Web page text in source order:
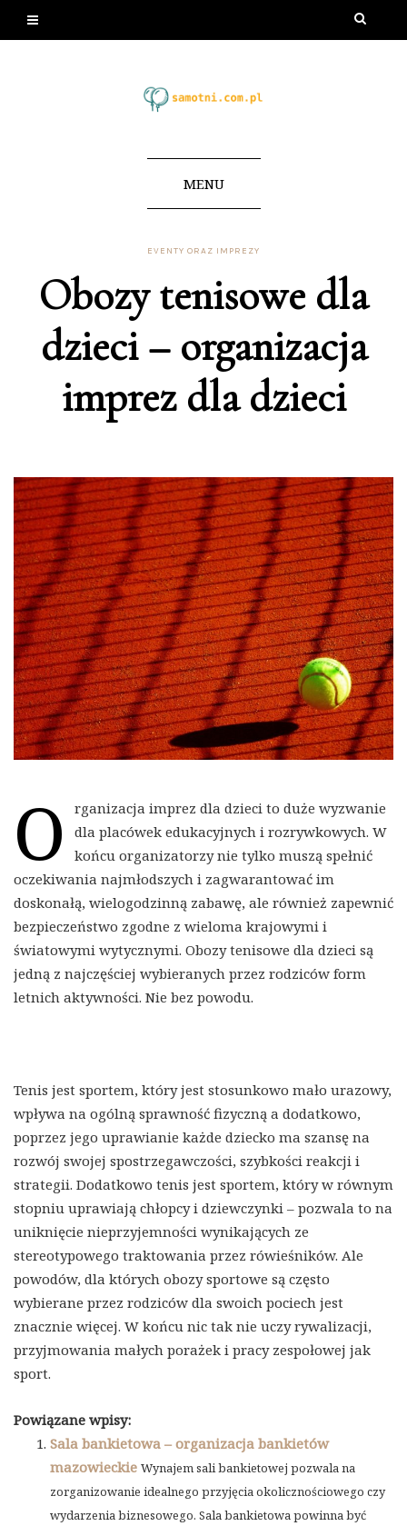
MENU
EVENTY ORAZ IMPREZY
Obozy tenisowe dla
dzieci – organizacja
imprez dla dzieci
O
rganizacja imprez dla dzieci to duże wyzwanie
dla placówek edukacyjnych i rozrywkowych. W
końcu organizatorzy nie tylko muszą spełnić
oczekiwania najmłodszych i zagwarantować im
doskonałą, wielogodzinną zabawę, ale również zapewnić
bezpieczeństwo zgodne z wieloma krajowymi i
światowymi wytycznymi. Obozy tenisowe dla dzieci są
jedną z najczęściej wybieranych przez rodziców form
letnich aktywności. Nie bez powodu.
Tenis jest sportem, który jest stosunkowo mało urazowy,
wpływa na ogólną sprawność fizyczną a dodatkowo,
poprzez jego uprawianie każde dziecko ma szansę na
rozwój swojej spostrzegawczości, szybkości reakcji i
strategii. Dodatkowo tenis jest sportem, który w równym
stopniu uprawiają chłopcy i dziewczynki – pozwala to na
uniknięcie nieprzyjemności wynikających ze
stereotypowego traktowania przez rówieśników. Ale
powodów, dla których obozy sportowe są często
wybierane przez rodziców dla swoich pociech jest
znacznie więcej. W końcu nic tak nie uczy rywalizacji,
przyjmowania małych porażek i pracy zespołowej jak
sport.
Powiązane wpisy:
Sala bankietowa – organizacja bankietów
mazowieckie Wynajem sali bankietowej pozwala na
zorganizowanie idealnego przyjęcia okolicznościowego czy
wydarzenia biznesowego. Sala bankietowa powinna być